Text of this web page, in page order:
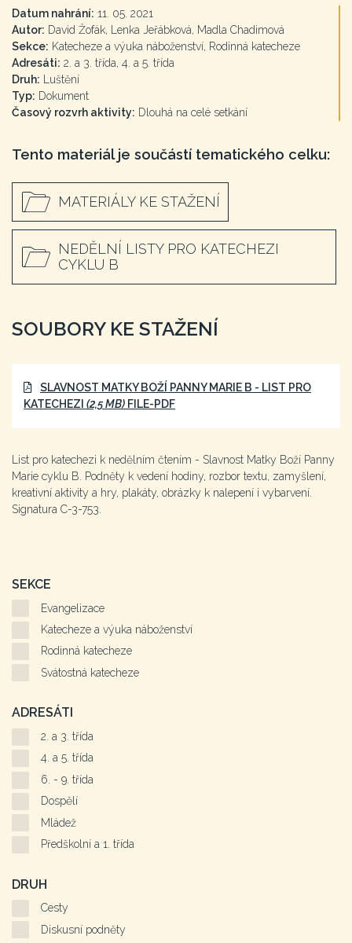
Datum nahrání: 11. 05. 2021
Autor: David Žofák, Lenka Jeřábková, Madla Chadimová
Sekce: Katecheze a výuka náboženství, Rodinná katecheze
Adresáti: 2. a 3. třída, 4. a 5. třída
Druh: Luštění
Typ: Dokument
Časový rozvrh aktivity: Dlouhá na celé setkání
Tento materiál je součástí tematického celku:
MATERIÁLY KE STAŽENÍ
NEDĚLNÍ LISTY PRO KATECHEZI
CYKLU B
SOUBORY KE STAŽENÍ
SLAVNOST MATKY BOŽÍ PANNY MARIE B - LIST PRO
KATECHEZI (2,5 MB) FILE-PDF
List pro katechezi k nedělním čtením - Slavnost Matky Boží Panny
Marie cyklu B. Podněty k vedení hodiny, rozbor textu, zamyšlení,
kreativní aktivity a hry, plakáty, obrázky k nalepení i vybarvení.
Signatura C-3-753.
SEKCE
Evangelizace
Katecheze a výuka náboženství
Rodinná katecheze
Svátostná katecheze
ADRESÁTI
2. a 3. třída
4. a 5. třída
6. - 9. třída
Dospělí
Mládež
Předškolní a 1. třída
DRUH
Cesty
Diskusní podněty